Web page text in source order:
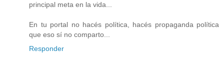
principal meta en la vida...
En tu portal no hacés política, hacés propaganda política
que eso sí no comparto...
Responder